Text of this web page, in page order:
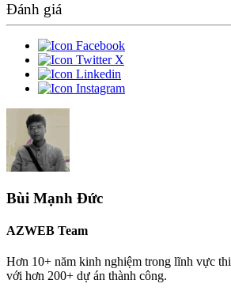
Đánh giá
Bùi Mạnh Đức
AZWEB Team
Hơn 10+ năm kinh nghiệm trong lĩnh vực
với hơn 200+ dự án thành công.